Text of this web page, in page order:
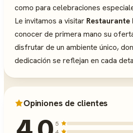
como para celebraciones
Le invitamos a visitar Restaurante
conocer de primera mano su
disfrutar de un ambiente único,
dedicación se reflejan en cada
Opiniones de clientes
5